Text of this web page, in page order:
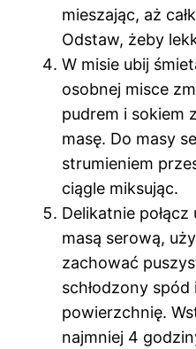
mieszając, aż
Odstaw, żeby
W misie ubij
osobnej misce
pudrem i sokiem
masę. Do masy
strumieniem
ciągle miksując.
Delikatnie
masą serową,
zachować
schłodzony
powierzchnię.
najmniej 4